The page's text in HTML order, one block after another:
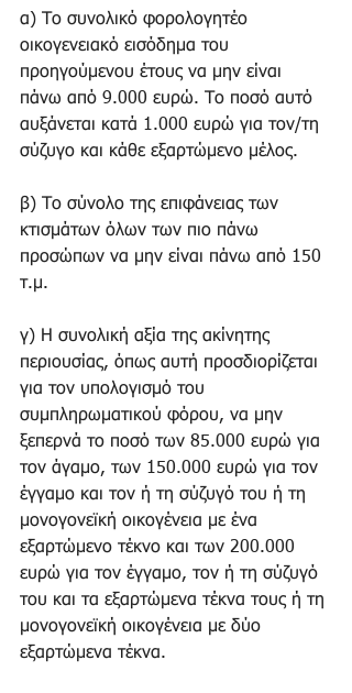
α) Το συνολικό φορολογητέο
οικογενειακό εισόδημα του
προηγούμενου έτους να μην είναι
πάνω από 9.000 ευρώ. Το ποσό αυτό
αυξάνεται κατά 1.000 ευρώ για τον/τη
σύζυγο και κάθε εξαρτώμενο μέλος.
β) Το σύνολο της επιφάνειας των
κτισμάτων όλων των πιο πάνω
προσώπων να μην είναι πάνω από 150
τ.μ.
γ) Η συνολική αξία της ακίνητης
περιουσίας, όπως αυτή προσδιορίζεται
για τον υπολογισμό του
συμπληρωματικού φόρου, να μην
ξεπερνά το ποσό των 85.000 ευρώ για
τον άγαμο, των 150.000 ευρώ για τον
έγγαμο και τον ή τη σύζυγό του ή τη
μονογονεϊκή οικογένεια με ένα
εξαρτώμενο τέκνο και των 200.000
ευρώ για τον έγγαμο, τον ή τη σύζυγό
του και τα εξαρτώμενα τέκνα τους ή τη
μονογονεϊκή οικογένεια με δύο
εξαρτώμενα τέκνα.